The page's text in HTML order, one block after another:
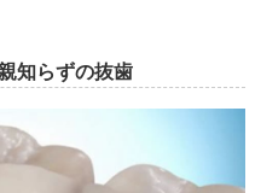
知らずの抜歯